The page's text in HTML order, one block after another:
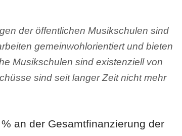
der öffentlichen Musikschulen sind
gemeinwohlorientiert und bieten
Musikschulen sind existenziell von
sind seit langer Zeit nicht mehr
an der Gesamtfinanzierung der